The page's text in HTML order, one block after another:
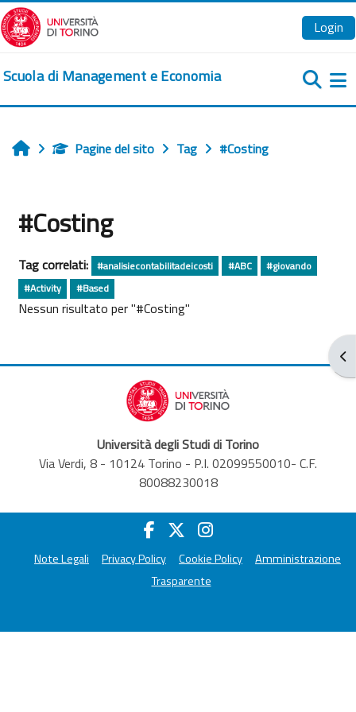
Vai al contenuto principale
Login
Scuola di Management e Economia
HomePagine del sito Tag #Costing
#Costing
Tag correlati: #analisiecontabilitadeicosti #ABC
#giovando
#Activity
#Based
Nessun risultato per "#Costing"
Università degli Studi di Torino
Via Verdi, 8 - 10124 Torino - P.I. 02099550010- C.F.
80088230018
Note Legali Privacy Policy Cookie Policy
Amministrazione
Trasparente